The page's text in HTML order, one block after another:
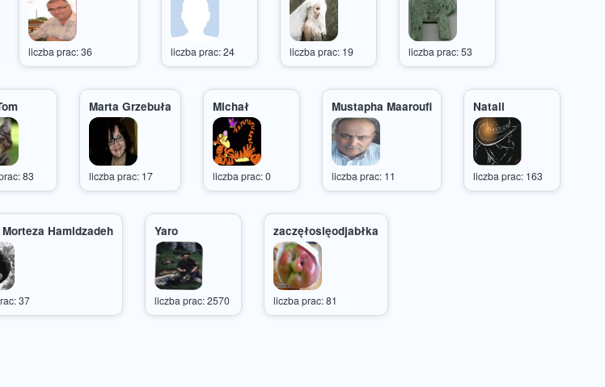
liczba prac: 36 liczba prac: 24 liczba prac: 19 liczba prac: 53
83
Marta Grzebuła
liczba prac: 17
Michał
liczba prac: 0
Mustapha Maaroufi
liczba prac: 11
Natali
liczba prac: 163
Hamidzadeh
37
Yaro
liczba prac: 2570
zaczęłosięodjabłka
liczba prac: 81